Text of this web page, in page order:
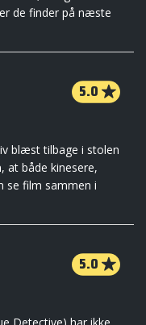
de finder på næste
5.0
blæst tilbage i stolen
at både kinesere,
se film sammen i
5.0